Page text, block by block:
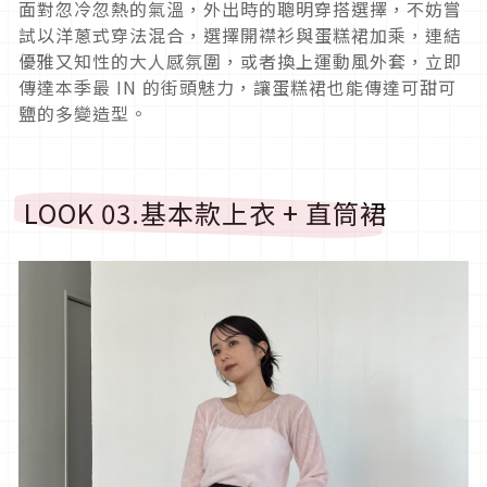
面對忽冷忽熱的氣溫，外出時的聰明穿搭選擇，不妨嘗
試以洋蔥式穿法混合，選擇開襟衫與蛋糕裙加乘，連結
優雅又知性的大人感氛圍，或者換上運動風外套，立即
傳達本季最 IN 的街頭魅力，讓蛋糕裙也能傳達可甜可
鹽的多變造型。
LOOK 03.基本款上衣 + 直筒裙